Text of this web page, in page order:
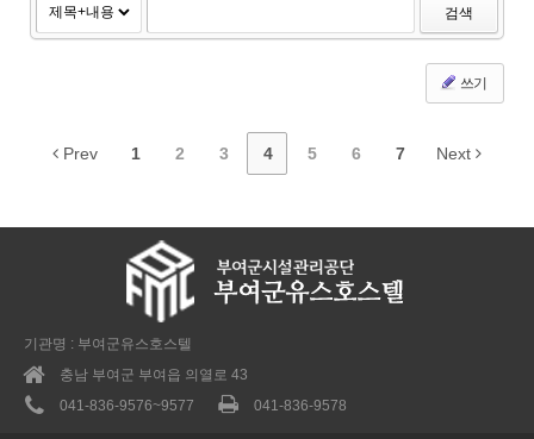
검색
쓰기
Prev 1 2 3 4 5 6 7 Next
기관명 : 부여군유스호스텔
충남 부여군 부여읍 의열로 43
041-836-9576~9577
041-836-9578